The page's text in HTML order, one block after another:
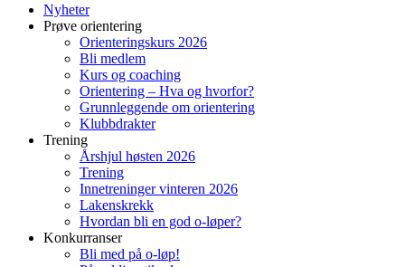
Nyheter
Prøve orientering
Orienteringskurs 2026
Bli medlem
Kurs og coaching
Orientering – Hva og hvorfor?
Grunnleggende om orientering
Klubbdrakter
Trening
Årshjul høsten 2026
Trening
Innetreninger vinteren 2026
Lakenskrekk
Hvordan bli en god o-løper?
Konkurranser
Bli med på o-løp!